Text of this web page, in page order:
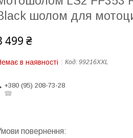
шолом для
499 ₴
в наявності Код: 99216XXL
+380 (95) 208-73-28
☎